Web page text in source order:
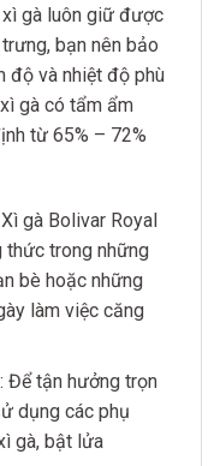
gà luôn giữ được
bạn nên bảo
độ và nhiệt độ phù
gà có tẩm ẩm
từ 65% – 72%
gà Bolivar Royal
thức trong những
bè hoặc những
làm việc căng
Để tận hưởng trọn
dụng các phụ
gà, bật lửa